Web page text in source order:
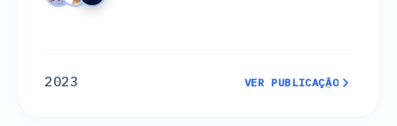
2023
VER PUBLICAÇÃO